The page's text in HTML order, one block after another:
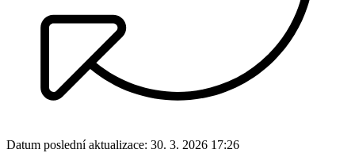
Datum poslední aktualizace: 30. 3. 2026 17:26